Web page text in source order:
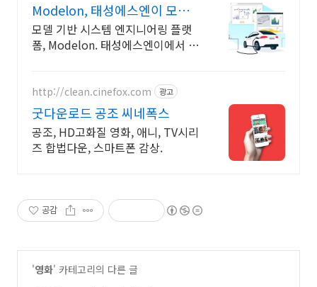
Modelon, 태성에스엔이 모델
기반시스템엔지니어링플랫폼
모델 기반 시스템 엔지니어링 플랫
폼, Modelon. 태성에스엔이에서 만
스템 라이브러리 제공
http://clean.cinefox.com 광고
굿다운로드 공조 씨네폭스
공조, HD고화질 영화, 애니, TV시리
즈 합법다운, 스마트폰 감상.
공감
'영화' 카테고리의 다른 글